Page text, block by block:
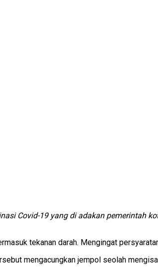
Covid-19 yang di adakan pemerintah
tekanan darah. Mengingat
mengacungkan jempol seolah